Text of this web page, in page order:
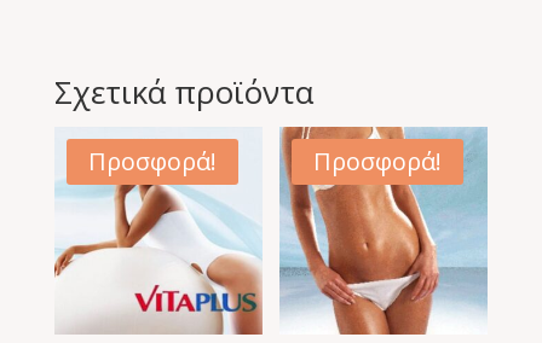
Σχετικά προϊόντα
Προσφορά! Προσφορά!